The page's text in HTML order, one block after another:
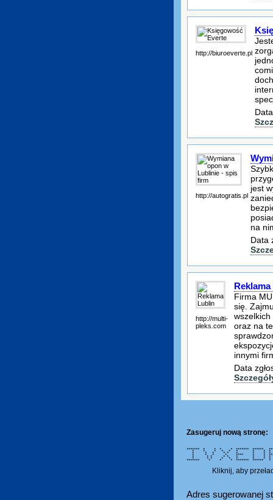
http://biuroeverte.pl
http://autogratis.pl
jest
na
Data
http://multi-
pleks.com
Firma
się.
oraz na
innymi
Data
Zasugeruj nową stronę:
******* * * * * ******* ******
* * * * * * *
* * * * * * *
* * * * **** * *
* * * * * * *
* * * * * * *
******* * * * ******* ******
Kliknij, aby
Adres sugerowanej